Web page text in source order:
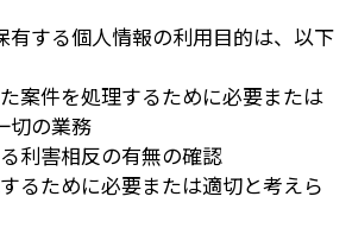
有する個人情報の利用目的は、以下
案件を処理するために必要または
切の業務
利害相反の有無の確認
るために必要または適切と考えら